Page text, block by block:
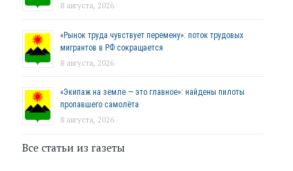
8 августа, 2026
«Рынок труда чувствует перемену»: поток трудовых
мигрантов в РФ сокращается
8 августа, 2026
«Экипаж на земле — это главное»: найдены пилоты
пропавшего самолёта
8 августа, 2026
Все статьи из газеты